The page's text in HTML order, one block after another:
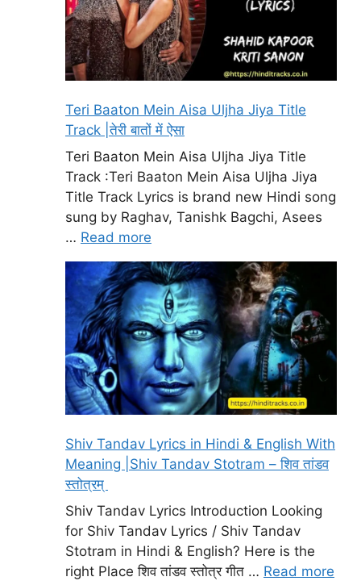
Teri Baaton Mein Aisa Uljha Jiya Title
Track |तेरी बातों में ऐसा
Teri Baaton Mein Aisa Uljha Jiya Title
Track :Teri Baaton Mein Aisa Uljha Jiya
Title Track Lyrics is brand new Hindi song
sung by Raghav, Tanishk Bagchi, Asees
… Read more
Shiv Tandav Lyrics in Hindi & English With
Meaning |Shiv Tandav Stotram – शिव तांडव
स्तोत्रम्
Shiv Tandav Lyrics Introduction Looking
for Shiv Tandav Lyrics / Shiv Tandav
Stotram in Hindi & English? Here is the
right Place शिव तांडव स्तोत्र गीत … Read more